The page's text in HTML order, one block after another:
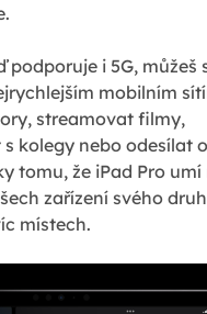
podporuje i 5G, můžeš
mobilním
streamovat filmy,
kolegy nebo odesílat
tomu, že iPad Pro umí
zařízení svého
místech.